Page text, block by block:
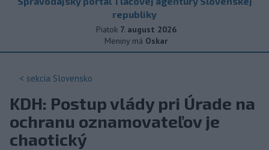
republiky
Piatok 7. august 2026
Meniny má Oskar
< sekcia Slovensko
KDH: Postup vlády pri Úrade na
ochranu oznamovateľov je
chaotický